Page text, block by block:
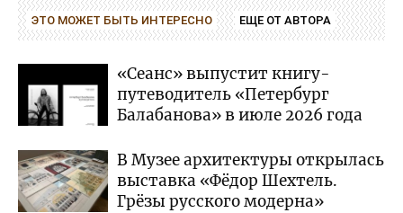
ЭТО МОЖЕТ БЫТЬ ИНТЕРЕСНО ЕЩЕ ОТ АВТОРА
«Сеанс» выпустит книгу-
путеводитель «Петербург
Балабанова» в июле 2026 года
В Музее архитектуры открылась
выставка «Фёдор Шехтель.
Грёзы русского модерна»